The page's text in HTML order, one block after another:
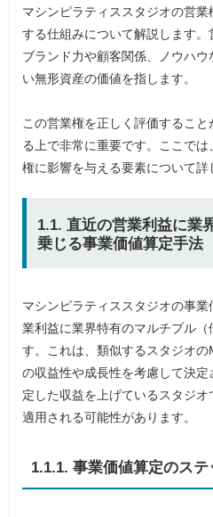
マシンピラティススタジオの営
する仕組みについて解説します
ブランド力や顧客関係、ノウハ
い無形資産の価値を指します。
この営業権を正しく評価するこ
る上で非常に重要です。ここで
権に影響を与える要素について詳
1.1. 直近の営業利益に業
乗じる事業価値算定手法
マシンピラティススタジオの事
業利益に業界特有のマルチプル
す。これは、類似するスタジオ
の収益性や成長性を考慮して決
定した収益を上げているスタジ
適用される可能性があります。
1.1.1. 事業価値算定のステ